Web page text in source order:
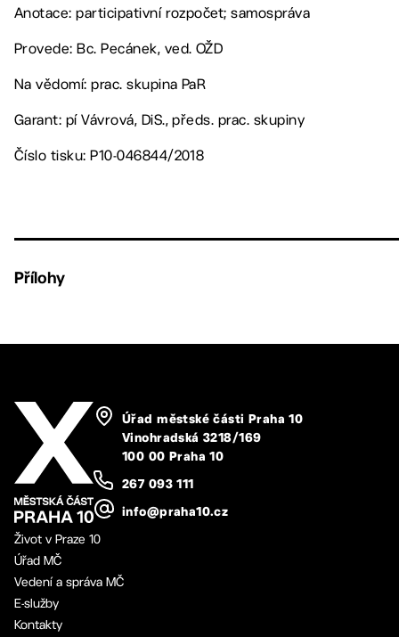
Anotace: participativní rozpočet; samospráva
Provede: Bc. Pecánek, ved. OŽD
Na vědomí: prac. skupina PaR
Garant: pí Vávrová, DiS., předs. prac. skupiny
Číslo tisku: P10-046844/2018
Přílohy
Úřad městské části Praha 10
Vinohradská 3218/169
100 00 Praha 10
267 093 111
info@praha10.cz
Život v Praze 10
Úřad MČ
Vedení a správa MČ
E-služby
Kontakty